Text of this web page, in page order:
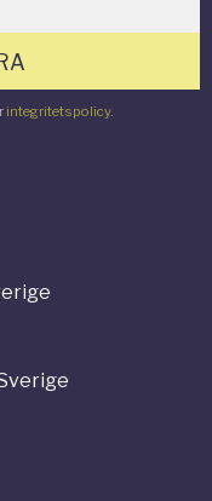
integritetspolicy.